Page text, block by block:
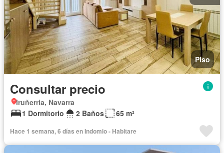
Piso
Consultar precio
Iruñerria, Navarra
1 Dormitorio
2 Baños 65 m²
Hace 1 semana, 6 días en Indomio - Habitare